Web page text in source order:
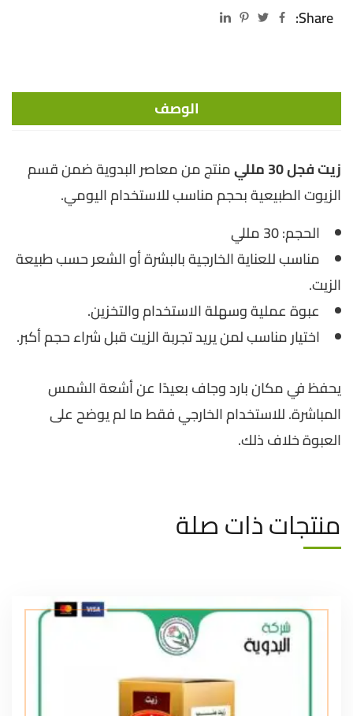
Share:
الوصف
زيت فجل 30 مللي
منتج من معاصر البدوية ضمن قسم
الزيوت الطبيعية بحجم مناسب للاستخدام اليومي.
الحجم: 30 مللي
مناسب للعناية الخارجية بالبشرة أو الشعر حسب طبيعة
الزيت.
عبوة عملية وسهلة الاستخدام والتخزين.
اختيار مناسب لمن يريد تجربة الزيت قبل شراء حجم أكبر.
يحفظ في مكان بارد وجاف بعيدًا عن أشعة الشمس
المباشرة. للاستخدام الخارجي فقط ما لم يوضح على
العبوة خلاف ذلك.
منتجات ذات صلة